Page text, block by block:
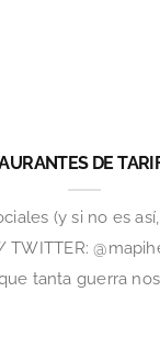
DE
(y si no es
tanta guerra